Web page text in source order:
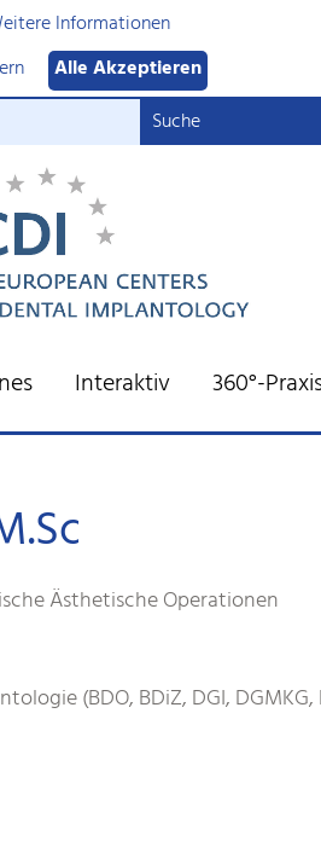
Informationen
Alle Akzeptieren
Interaktiv 360°-
Ästhetische Operationen
(BDO, BDiZ, DGI, DGMKG,